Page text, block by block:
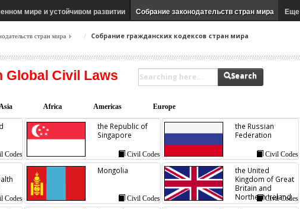
мире и устойчивом развитии Собрание законодательств стран мира Еще
стран мира Собрание гражданских кодексов стран мира
Global Civil Laws Search
Africa Americas Europe
Codes
Codes
the Republic of
Singapore
Civil Codes
Mongolia
Civil Codes
the Russian
Federation
Civil Codes
the United
Kingdom of Great
Britain and
Northern Ireland
Civil Codes